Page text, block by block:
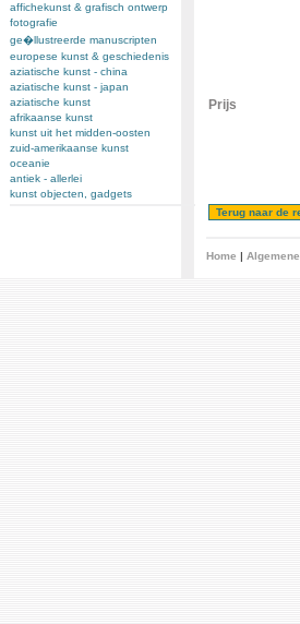
affichekunst & grafisch ontwerp
fotografie
ge�llustreerde manuscripten
europese kunst & geschiedenis
aziatische kunst - china
aziatische kunst - japan
aziatische kunst
afrikaanse kunst
kunst uit het midden-oosten
zuid-amerikaanse kunst
oceanie
antiek - allerlei
kunst objecten, gadgets
Prijs
Home |